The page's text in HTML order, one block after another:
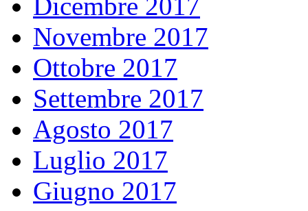
Novembre 2017
Ottobre 2017
Settembre 2017
Agosto 2017
Luglio 2017
Giugno 2017